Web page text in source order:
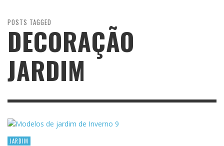
POSTS TAGGED
DECORAÇÃO
JARDIM
JARDIM